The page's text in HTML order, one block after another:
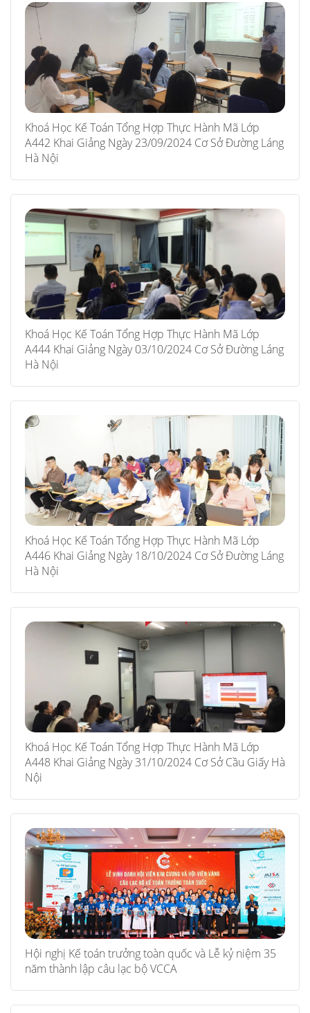
Khoá Học Kế Toán Tổng Hợp Thực Hành Mã Lớp
A442 Khai Giảng Ngày 23/09/2024 Cơ Sở Đường Láng
Hà Nội
Khoá Học Kế Toán Tổng Hợp Thực Hành Mã Lớp
A444 Khai Giảng Ngày 03/10/2024 Cơ Sở Đường Láng
Hà Nội
Khoá Học Kế Toán Tổng Hợp Thực Hành Mã Lớp
A446 Khai Giảng Ngày 18/10/2024 Cơ Sở Đường Láng
Hà Nội
Khoá Học Kế Toán Tổng Hợp Thực Hành Mã Lớp
A448 Khai Giảng Ngày 31/10/2024 Cơ Sở Cầu Giấy Hà
Nội
Hội nghị Kế toán trưởng toàn quốc và Lễ kỷ niệm 35
năm thành lập câu lạc bộ VCCA